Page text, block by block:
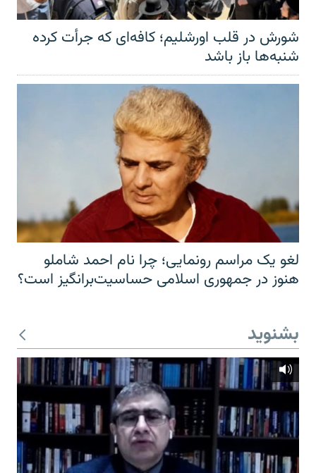
شورش در قلب اورشلیم؛ کافه‌ای که جرأت کرده
شنبه‌ها باز باشد
لغو یک مراسم رونمایی؛ چرا نام احمد شاملو
هنوز در جمهوری اسلامی حساسیت‌برانگیز است؟
بشنوید